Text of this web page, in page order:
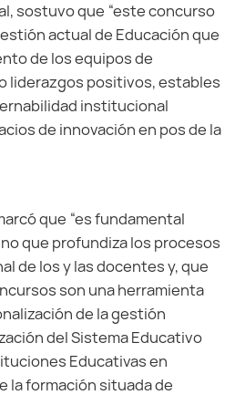
sostuvo que “este concurso
actual de Educación que
de los equipos de
liderazgos positivos, estables
institucional
de innovación en pos de la
que “es fundamental
que profundiza los procesos
de los y las docentes y, que
son una herramienta
de la gestión
del Sistema Educativo
Educativas en
la formación situada de